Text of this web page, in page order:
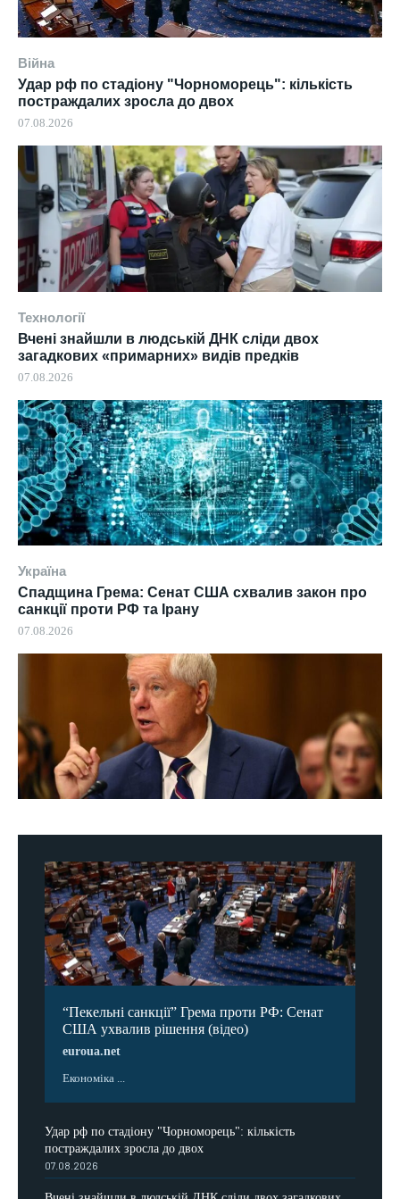
Війна
Удар рф по стадіону "Чорноморець": кількість
постраждалих зросла до двох
07.08.2026
Технології
Вчені знайшли в людській ДНК сліди двох
загадкових «примарних» видів предків
07.08.2026
Україна
Спадщина Грема: Сенат США схвалив закон про
санкції проти РФ та Ірану
07.08.2026
“Пекельні санкції” Грема проти РФ: Сенат
США ухвалив рішення (відео)
euroua.net
Економіка ...
Удар рф по стадіону "Чорноморець": кількість
постраждалих зросла до двох
07.08.2026